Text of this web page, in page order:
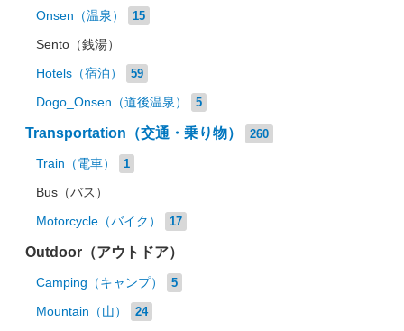
Onsen（温泉） 15
Sento（銭湯）
Hotels（宿泊） 59
Dogo_Onsen（道後温泉） 5
Transportation（交通・乗り物） 260
Train（電車） 1
Bus（バス）
Motorcycle（バイク） 17
Outdoor（アウトドア）
Camping（キャンプ） 5
Mountain（山） 24